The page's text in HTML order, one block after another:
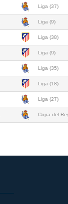
Liga (37)
Liga (9)
Liga (38)
Liga (9)
Liga (35)
Liga (18)
Liga (27)
Copa del